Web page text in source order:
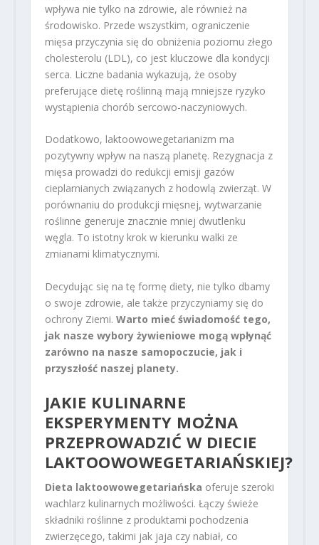
wpływa nie tylko na zdrowie, ale również na
środowisko. Przede wszystkim, ograniczenie
mięsa przyczynia się do obniżenia poziomu złego
cholesterolu (LDL), co jest kluczowe dla kondycji
serca. Liczne badania wykazują, że osoby
preferujące dietę roślinną mają mniejsze ryzyko
wystąpienia chorób sercowo-naczyniowych.
Dodatkowo, laktoowowegetarianizm ma
pozytywny wpływ na naszą planetę. Rezygnacja z
mięsa prowadzi do redukcji emisji gazów
cieplarnianych związanych z hodowlą zwierząt. W
porównaniu do produkcji mięsnej, wytwarzanie
roślinne generuje znacznie mniej dwutlenku
węgla. To istotny krok w kierunku walki ze
zmianami klimatycznymi.
Decydując się na tę formę diety, nie tylko dbamy
o swoje zdrowie, ale także przyczyniamy się do
ochrony Ziemi. Warto mieć świadomość tego,
jak nasze wybory żywieniowe mogą wpłynąć
zarówno na nasze samopoczucie, jak i
przyszłość naszej planety.
JAKIE KULINARNE
EKSPERYMENTY MOŻNA
PRZEPROWADZIĆ W DIECIE
LAKTOOWOWEGETARIAŃSKIEJ?
Dieta laktoowowegetariańska oferuje szeroki
wachlarz kulinarnych możliwości. Łączy świeże
składniki roślinne z produktami pochodzenia
zwierzęcego, takimi jak jaja czy nabiał, co